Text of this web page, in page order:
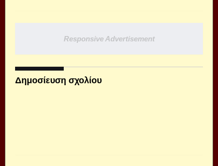
Responsive Advertisement
Δημοσίευση σχολίου